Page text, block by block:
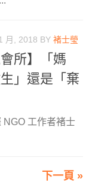
月, 2018 BY 褚士瑩
所】「媽
」還是「棄
NGO 工作者褚士
下一頁 »